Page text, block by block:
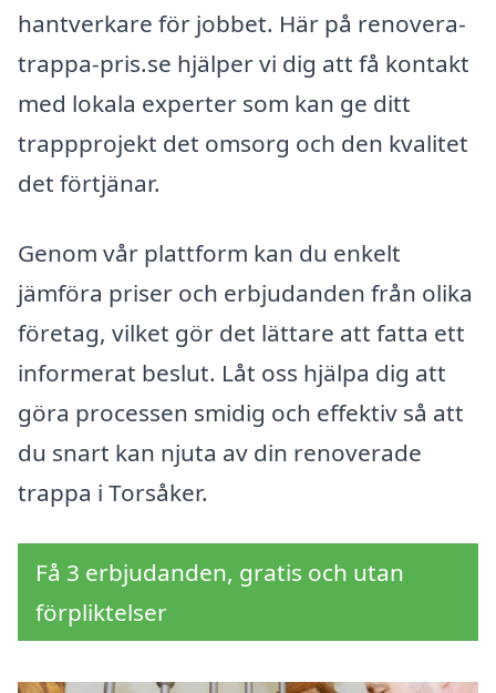
hantverkare för jobbet. Här på renovera-
trappa-pris.se hjälper vi dig att få kontakt
med lokala experter som kan ge ditt
trappprojekt det omsorg och den kvalitet
det förtjänar.
Genom vår plattform kan du enkelt
jämföra priser och erbjudanden från olika
företag, vilket gör det lättare att fatta ett
informerat beslut. Låt oss hjälpa dig att
göra processen smidig och effektiv så att
du snart kan njuta av din renoverade
trappa i Torsåker.
Få 3 erbjudanden, gratis och utan
förpliktelser